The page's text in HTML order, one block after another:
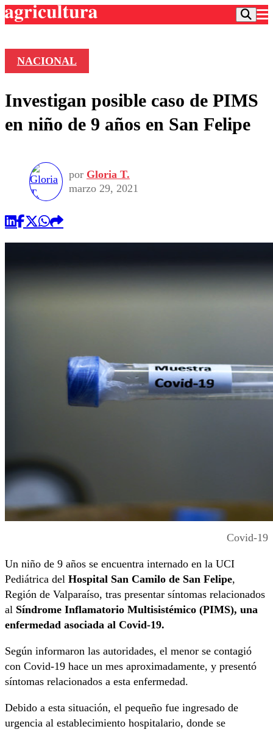
Frecuencias
Agricultura TV
Deportes
Motor
Otros Deportes
Dato Practico
Vida Social
Publicaciones en medios
Comercial
NACIONAL
Investigan posible caso de PIMS
en niño de 9 años en San Felipe
por Gloria T.
marzo 29, 2021
Covid-19
Un niño de 9 años se encuentra internado en la UCI
Pediátrica del Hospital San Camilo de San Felipe,
Región de Valparaíso, tras presentar síntomas relacionados
al Síndrome Inflamatorio Multisistémico (PIMS), una
enfermedad asociada al Covid-19.
Según informaron las autoridades, el menor se contagió
con Covid-19 hace un mes aproximadamente, y presentó
síntomas relacionados a esta enfermedad.
Debido a esta situación, el pequeño fue ingresado de
urgencia al establecimiento hospitalario, donde se